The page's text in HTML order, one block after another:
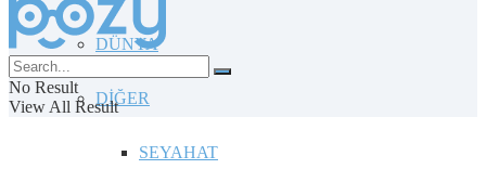
DÜNYA
DİĞER
SEYAHAT
No Result
View All Result